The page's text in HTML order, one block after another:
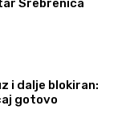
Srebrenica
i dalje blokiran:
gotovo